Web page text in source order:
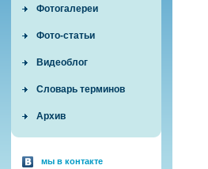
Фотогалереи
Фото-статьи
Видеоблог
Словарь терминов
Архив
мы в контакте